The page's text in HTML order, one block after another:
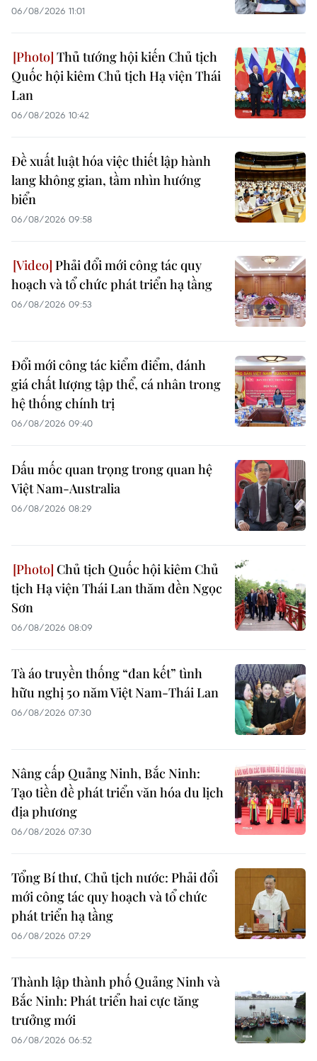
06/08/2026 11:01
Thủ tướng hội kiến Chủ tịch
Quốc hội kiêm Chủ tịch Hạ viện Thái
Lan
06/08/2026 10:42
Đề xuất luật hóa việc thiết lập hành
lang không gian, tầm nhìn hướng
biển
06/08/2026 09:58
Phải đổi mới công tác quy
hoạch và tổ chức phát triển hạ tầng
06/08/2026 09:53
Đổi mới công tác kiểm điểm, đánh
giá chất lượng tập thể, cá nhân trong
hệ thống chính trị
06/08/2026 09:40
Dấu mốc quan trọng trong quan hệ
Việt Nam-Australia
06/08/2026 08:29
Chủ tịch Quốc hội kiêm Chủ
tịch Hạ viện Thái Lan thăm đền Ngọc
Sơn
06/08/2026 08:09
Tà áo truyền thống “đan kết” tình
hữu nghị 50 năm Việt Nam-Thái Lan
06/08/2026 07:30
Nâng cấp Quảng Ninh, Bắc Ninh:
Tạo tiền đề phát triển văn hóa du lịch
địa phương
06/08/2026 07:30
Tổng Bí thư, Chủ tịch nước: Phải đổi
mới công tác quy hoạch và tổ chức
phát triển hạ tầng
06/08/2026 07:29
Thành lập thành phố Quảng Ninh và
Bắc Ninh: Phát triển hai cực tăng
trưởng mới
06/08/2026 06:52